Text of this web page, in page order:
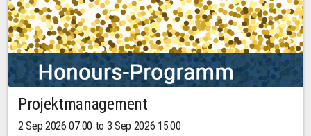
Projektmanagement
2 Sep 2026 07:00 to 3 Sep 2026 15:00